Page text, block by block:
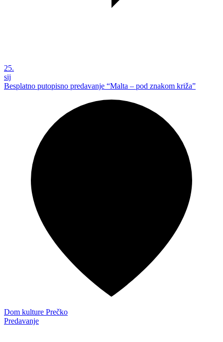
25.
sij
Besplatno putopisno predavanje “Malta – pod znakom križa”
Dom kulture Prečko
Predavanje